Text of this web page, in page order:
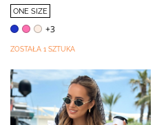
ONE SIZE
+3
ZOSTAŁA 1 SZTUKA